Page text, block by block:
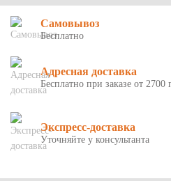
Самовывоз
Бесплатно
Адресная доставка
Бесплатно при заказе от 2700
Экспресс-доставка
Уточняйте у консультанта